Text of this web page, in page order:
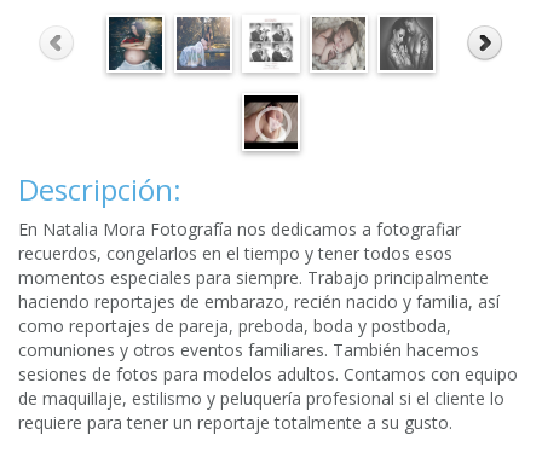
Descripción:
En Natalia Mora Fotografía nos dedicamos a fotografiar
recuerdos, congelarlos en el tiempo y tener todos esos
momentos especiales para siempre. Trabajo principalmente
haciendo reportajes de embarazo, recién nacido y familia, así
como reportajes de pareja, preboda, boda y postboda,
comuniones y otros eventos familiares. También hacemos
sesiones de fotos para modelos adultos. Contamos con equipo
de maquillaje, estilismo y peluquería profesional si el cliente lo
requiere para tener un reportaje totalmente a su gusto.